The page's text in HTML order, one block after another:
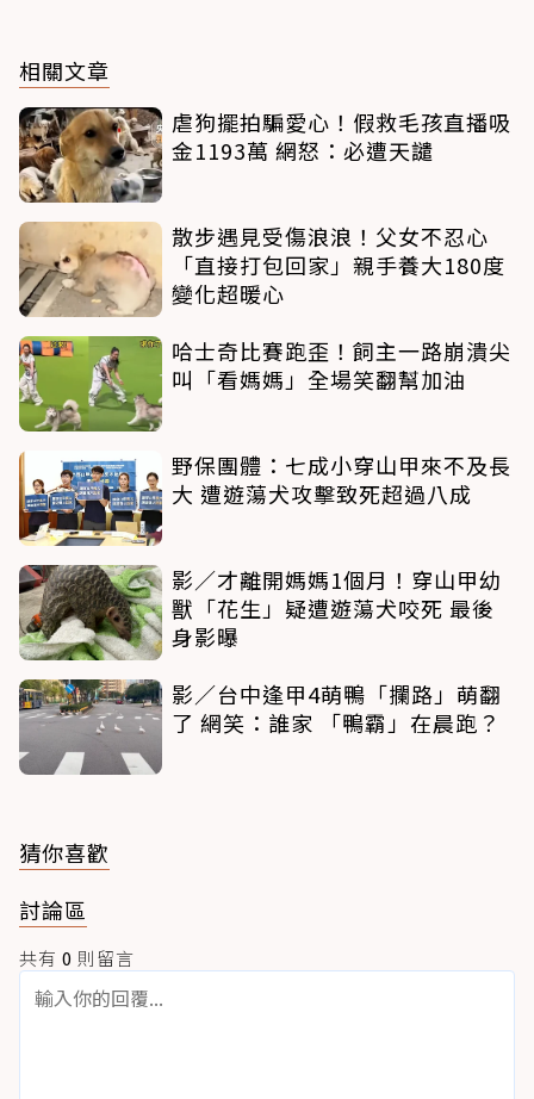
相關文章
虐狗擺拍騙愛心！假救毛孩直播吸
金1193萬 網怒：必遭天譴
散步遇見受傷浪浪！父女不忍心
「直接打包回家」親手養大180度
變化超暖心
哈士奇比賽跑歪！飼主一路崩潰尖
叫「看媽媽」全場笑翻幫加油
野保團體：七成小穿山甲來不及長
大 遭遊蕩犬攻擊致死超過八成
影／才離開媽媽1個月！穿山甲幼
獸「花生」疑遭遊蕩犬咬死 最後
身影曝
影／台中逢甲4萌鴨「攔路」萌翻
了 網笑：誰家 「鴨霸」在晨跑？
猜你喜歡
討論區
共有 0 則留言